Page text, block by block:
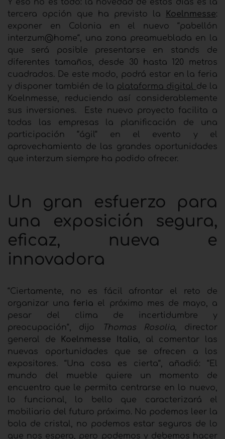
Y eso no es todo: la novedad de estos días es la
tercera opción que ha previsto la
Koelnmesse:
exponer en Colonia en el nuevo “pabellón
interzum@home“, una zona preamueblada en la
que será posible presentarse en stands de
diferentes tamaños, desde 30 hasta 120 metros
cuadrados. De este modo, podrá estar en la feria
y disponer también de la plataforma digital de la
Koelnmesse, reduciendo así considerablemente
sus inversiones. Este nuevo proyecto facilita a
todas las empresas la planificación de una
participación “ágil“ en el evento y el
aprovechamiento de las grandes oportunidades
que interzum siempre ha podido ofrecer.
Un gran esfuerzo para
una exposición segura,
eficaz, nueva e
innovadora
“Ciertamente, no es fácil afrontar el reto de
organizar unaferia el próximo mes de mayo, a
pesar del clima de incertidumbre y
preocupación“, dijo
Thomas Rosolia, director
general de
Koelnmesse Italia, al comentar las
nuevas oportunidades que se ofrecen a los
expositores. “Una cosa es cierta“, añadió: “El
mundo del mueble quiere un momento de
encuentro que le permita centrarse en lo nuevo,
lo funcional, lo bello que caracterizará el
mobiliario del futuro próximo. No podemos leer la
bola de cristal, no podemos estar seguros de lo
que nos espera, pero podemos y debemos hacer